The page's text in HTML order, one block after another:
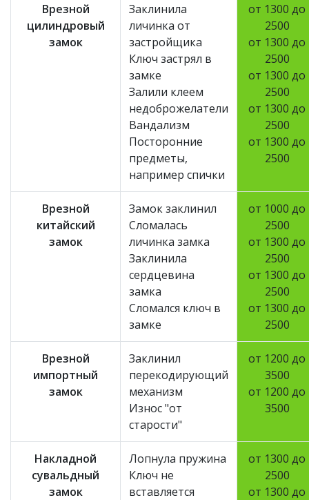
Врезной
цилиндровый
замок
Заклинила
личинка от
застройщика
Ключ застрял в
замке
Залили клеем
недоброжелатели
Вандализм
Посторонние
предметы,
например спички
от 1300 до
2500
от 1300 до
2500
от 1300 до
2500
от 1300 до
2500
от 1300 до
2500
Врезной
китайский
замок
Замок заклинил
Сломалась
личинка замка
Заклинила
сердцевина
замка
Сломался ключ в
замке
от 1000 до
2500
от 1300 до
2500
от 1300 до
2500
от 1300 до
2500
Врезной
импортный
замок
Заклинил
перекодирующий
механизм
Износ "от
старости"
от 1200 до
3500
от 1200 до
3500
Накладной
сувальдный
замок
Лопнула пружина
Ключ не
вставляется
от 1300 до
2500
от 1300 до